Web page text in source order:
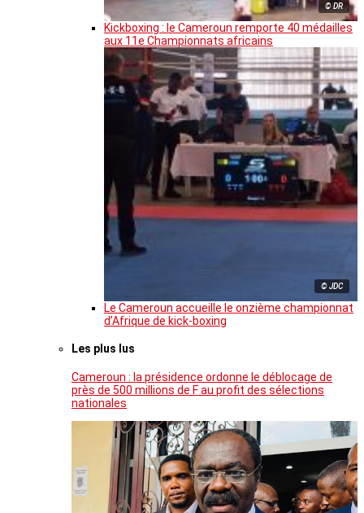
© DR
Kickboxing : le Cameroun remporte 40 médailles
aux 11e Championnats africains
© JDC
Le Cameroun accueille le onzième championnat
d’Afrique de kick-boxing
Les plus lus
Cameroun : la présidence ordonne le déblocage de
près de 500 millions de F au profit des sélections
nationales